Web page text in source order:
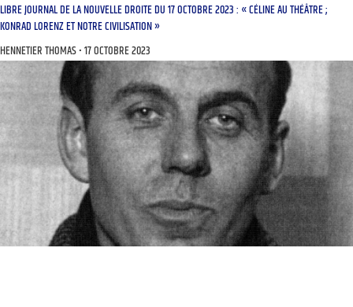
LIBRE JOURNAL DE LA NOUVELLE DROITE DU 17 OCTOBRE 2023 : « CÉLINE AU THÉÂTRE ;
KONRAD LORENZ ET NOTRE CIVILISATION »
HENNETIER THOMAS 17 OCTOBRE 2023